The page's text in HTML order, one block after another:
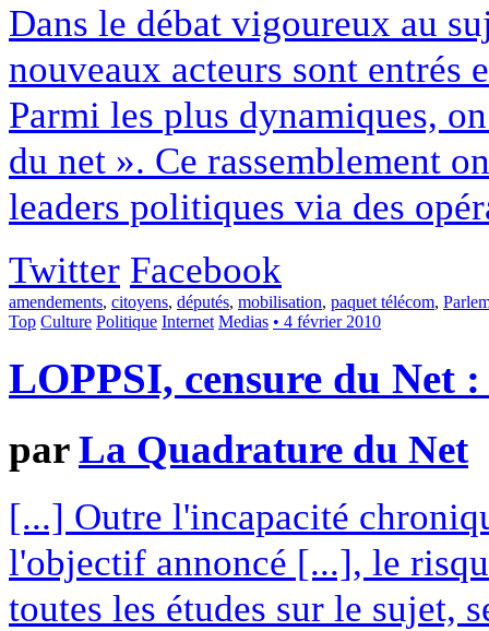
Dans le débat vigoureux au
nouveaux acteurs sont entrés
Parmi les plus dynamiques,
du net ». Ce rassemblement
leaders politiques via des
Twitter Facebook
amendements, citoyens, députés, mobilisation, paquet télécom,
Top Culture Politique Internet Medias • 4 février 2010
LOPPSI, censure du Net
parLa Quadrature du Net
[...] Outre l'incapacité
l'objectif annoncé [...], le
toutes les études sur le sujet,